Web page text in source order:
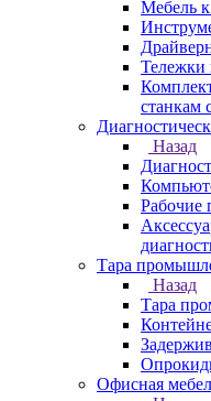
Мебель
Тележки
станкам
Назад
Рабочие
Тара
Назад
Тара
Офисная